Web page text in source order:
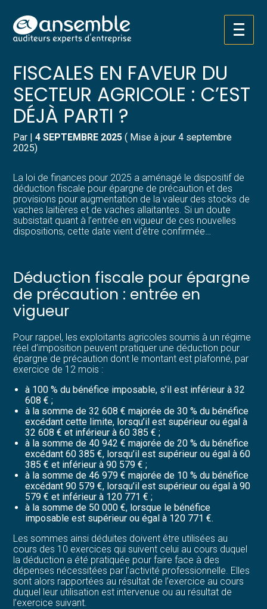
Aller
au
Créer et reprendre une activité
Gérer votre quotidien
Piloter votre entreprise
Développer votre entreprise
Construire votre patrimoine
Structurer votre croissance
Être prêt pour la facturation
électronique
Pilotez votre gestion
Suivre votre comptabilité
Gérer vos ressources humaines
Dématérialiser vos documents
NOUVELLES MESURES
FISCALES EN FAVEUR DU
SECTEUR AGRICOLE : C’EST
DÉJÀ PARTI ?
Par |4 SEPTEMBRE 2025 ( Mise à jour 4 septembre
2025)
La loi de finances pour 2025 a aménagé le dispositif de
déduction fiscale pour épargne de précaution et des
provisions pour augmentation de la valeur des stocks de
vaches laitières et de vaches allaitantes. Si un doute
subsistait quant à l’entrée en vigueur de ces nouvelles
dispositions, cette date vient d’être confirmée…
Déduction fiscale pour épargne
de précaution : entrée en
vigueur
Pour rappel, les exploitants agricoles soumis à un régime
réel d’imposition peuvent pratiquer une déduction pour
épargne de précaution dont le montant est plafonné, par
exercice de 12 mois :
à 100 % du bénéfice imposable, s’il est inférieur à 32
608 € ;
à la somme de 32 608 € majorée de 30 % du bénéfice
excédant cette limite, lorsqu’il est supérieur ou égal à
32 608 € et inférieur à 60 385 € ;
à la somme de 40 942 € majorée de 20 % du bénéfice
excédant 60 385 €, lorsqu’il est supérieur ou égal à 60
385 € et inférieur à 90 579 € ;
à la somme de 46 979 € majorée de 10 % du bénéfice
excédant 90 579 €, lorsqu’il est supérieur ou égal à 90
579 € et inférieur à 120 771 € ;
à la somme de 50 000 €, lorsque le bénéfice
imposable est supérieur ou égal à 120 771 €.
Les sommes ainsi déduites doivent être utilisées au
cours des 10 exercices qui suivent celui au cours duquel
la déduction a été pratiquée pour faire face à des
dépenses nécessitées par l’activité professionnelle. Elles
sont alors rapportées au résultat de l’exercice au cours
duquel leur utilisation est intervenue ou au résultat de
l’exercice suivant.